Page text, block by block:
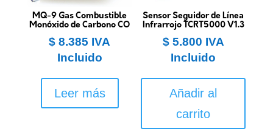
MQ-9 Gas Combustible
Monóxido de Carbono CO
$ 8.385 IVA
Incluido
Leer más
Sensor Seguidor de Línea
Infrarrojo TCRT5000 V1.3
$5.800 IVA
Incluido
Añadir al
carrito